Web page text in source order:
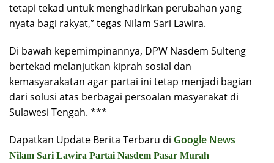
tetapi tekad untuk menghadirkan perubahan yang
nyata bagi rakyat,” tegas Nilam Sari Lawira.
Di bawah kepemimpinannya, DPW Nasdem Sulteng
bertekad melanjutkan kiprah sosial dan
kemasyarakatan agar partai ini tetap menjadi bagian
dari solusi atas berbagai persoalan masyarakat di
Sulawesi Tengah. ***
Dapatkan Update Berita Terbaru di Google News
Nilam Sari Lawira Partai Nasdem Pasar Murah